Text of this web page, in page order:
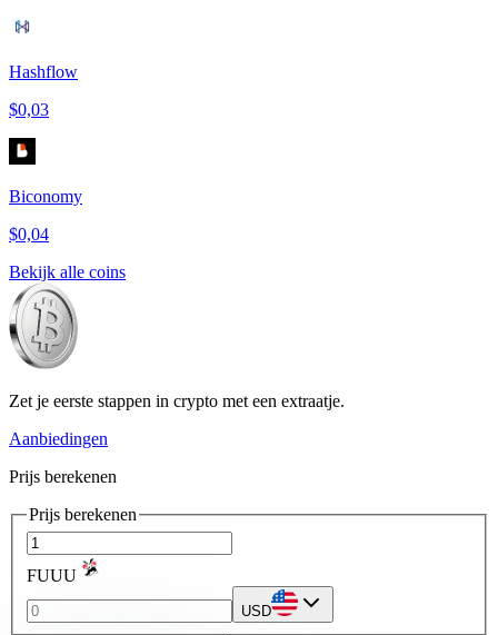
Hashflow
$0,03
Biconomy
$0,04
Bekijk alle coins
Zet je eerste stappen in crypto met een extraatje.
Aanbiedingen
Prijs berekenen
Prijs berekenen
FUUU
USD